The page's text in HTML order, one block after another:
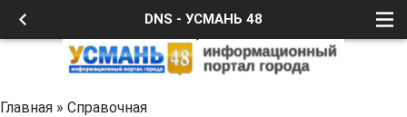
DNS - УСМАНЬ 48
Главная » Справочная